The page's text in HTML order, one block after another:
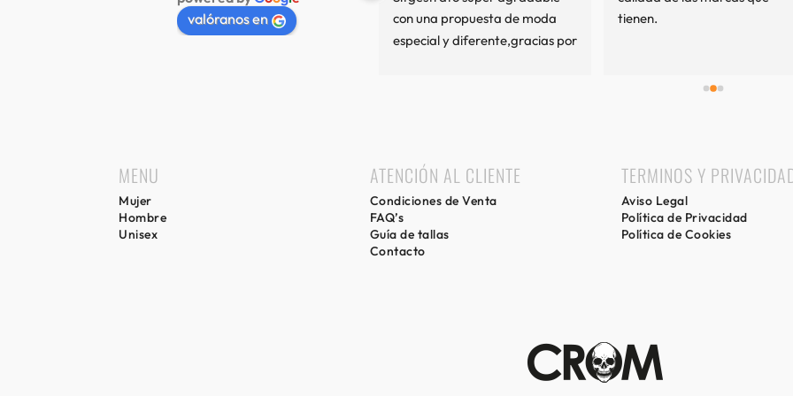
valóranos en
con una propuesta de moda
especial y diferente,gracias por
tienen.
MENU
Mujer
Hombre
Unisex
ATENCIÓN AL CLIENTE
Condiciones de Venta
FAQ’s
Guía de tallas
Contacto
TERMINOS Y
Aviso Legal
Política de Privacidad
Política de Cookies